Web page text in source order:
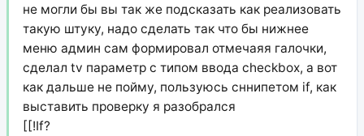
не могли бы вы так же подсказать как реализовать
такую штуку, надо сделать так что бы нижнее
меню админ сам формировал отмечаяя галочки,
сделал tv параметр с типом ввода checkbox, а вот
как дальше не пойму, пользуюсь сннипетом if, как
выставить проверку я разобрался
[[!If?